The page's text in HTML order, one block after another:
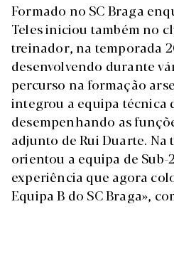
Formado no SC Braga
Teles iniciou também no
treinador, na temporada
desenvolvendo durante
percurso na formação
integrou a equipa técnica
desempenhando as
adjunto de Rui Duarte. Na
orientou a equipa de Sub-
experiência que agora
Equipa B do SC Braga»,